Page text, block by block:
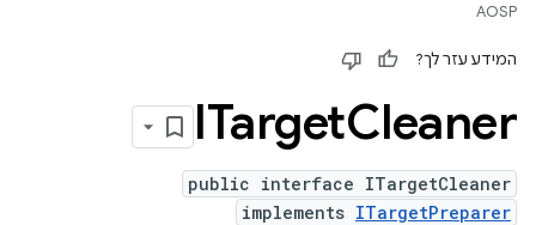
AOSP
המידע עזר לך?
ITargetCleaner
public interface ITargetCleaner
implements ITargetPreparer